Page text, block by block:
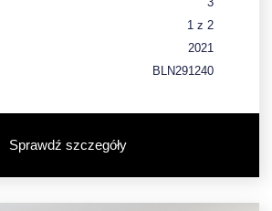
1 z 2
2021
BLN291240
Sprawdź szczegóły